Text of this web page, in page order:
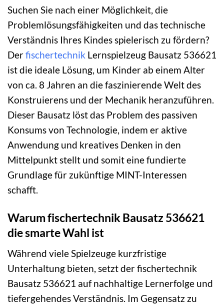
Suchen Sie nach einer Möglichkeit, die
Problemlösungsfähigkeiten und das technische
Verständnis Ihres Kindes spielerisch zu fördern?
Derfischertechnik Lernspielzeug Bausatz 536621
ist die ideale Lösung, um Kinder ab einem Alter
von ca. 8 Jahren an die faszinierende Welt des
Konstruierens und der Mechanik heranzuführen.
Dieser Bausatz löst das Problem des passiven
Konsums von Technologie, indem er aktive
Anwendung und kreatives Denken in den
Mittelpunkt stellt und somit eine fundierte
Grundlage für zukünftige MINT-Interessen
schafft.
Warum fischertechnik Bausatz 536621
die smarte Wahl ist
Während viele Spielzeuge kurzfristige
Unterhaltung bieten, setzt der fischertechnik
Bausatz 536621 auf nachhaltige Lernerfolge und
tiefergehendes Verständnis. Im Gegensatz zu